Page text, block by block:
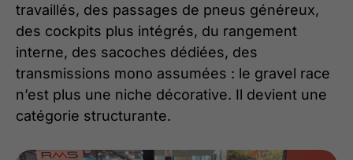
travaillés, des passages de pneus généreux,
des cockpits plus intégrés, du rangement
interne, des sacoches dédiées, des
transmissions mono assumées : le gravel race
n’est plus une niche décorative. Il devient une
catégorie structurante.